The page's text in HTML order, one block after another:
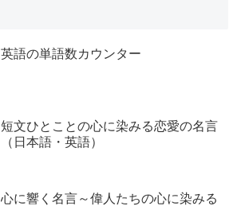
英語の単語数カウンター
短文ひとことの心に染みる恋愛の名言
（日本語・英語）
心に響く名言～偉人たちの心に染みる